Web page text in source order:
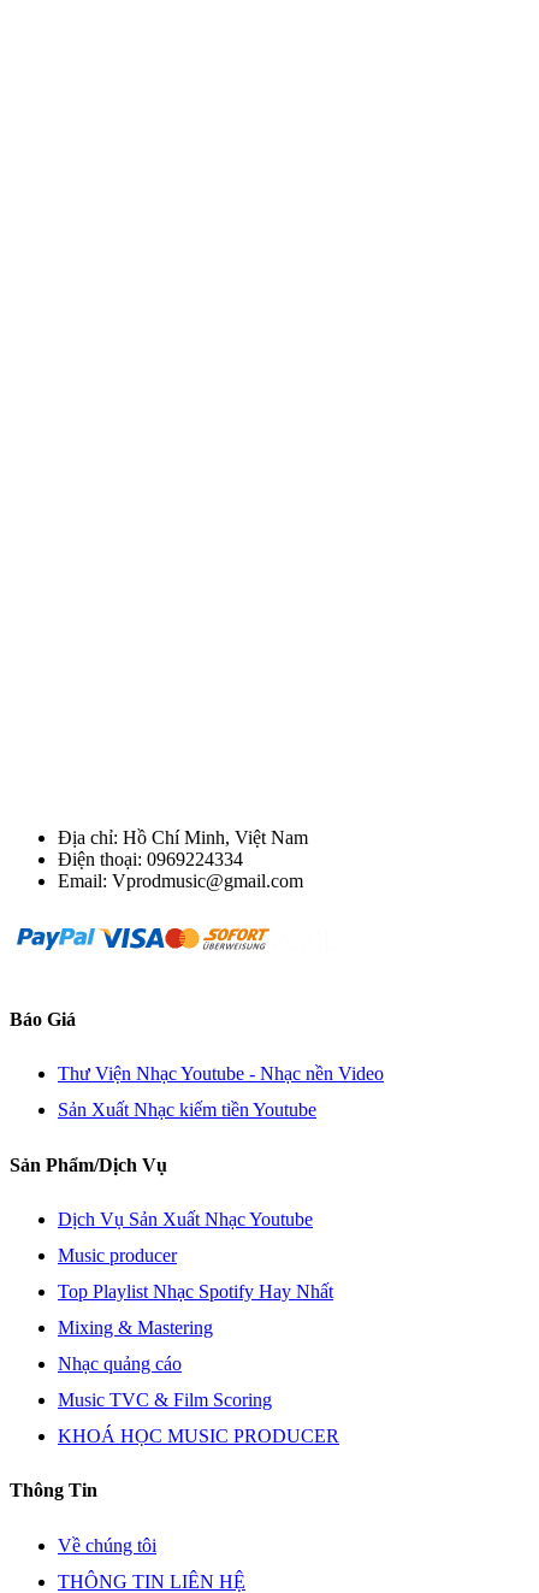
Địa chỉ: Hồ Chí Minh, Việt Nam
Điện thoại: 0969224334
Email: Vprodmusic@gmail.com
Báo Giá
Thư Viện Nhạc Youtube - Nhạc nền Video
Sản Xuất Nhạc kiếm tiền Youtube
Sản Phẩm/Dịch Vụ
Dịch Vụ Sản Xuất Nhạc Youtube
Music producer
Top Playlist Nhạc Spotify Hay Nhất
Mixing & Mastering
Nhạc quảng cáo
Music TVC & Film Scoring
KHOÁ HỌC MUSIC PRODUCER
Thông Tin
Về chúng tôi
THÔNG TIN LIÊN HỆ